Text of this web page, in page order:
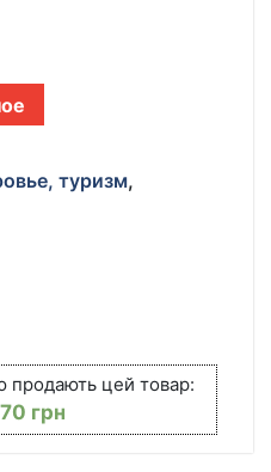
туризм,
продають цей товар:
грн